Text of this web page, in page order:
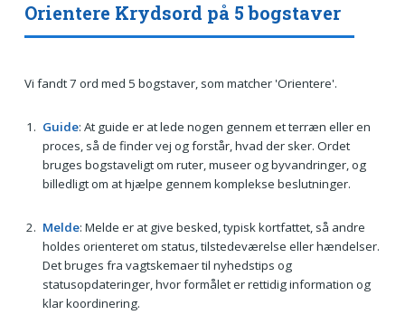
Orientere Krydsord på 5 bogstaver
Vi fandt 7 ord med 5 bogstaver, som matcher 'Orientere'.
Guide: At guide er at lede nogen gennem et terræn eller en
proces, så de finder vej og forstår, hvad der sker. Ordet
bruges bogstaveligt om ruter, museer og byvandringer, og
billedligt om at hjælpe gennem komplekse beslutninger.
Melde: Melde er at give besked, typisk kortfattet, så andre
holdes orienteret om status, tilstedeværelse eller hændelser.
Det bruges fra vagtskemaer til nyhedstips og
statusopdateringer, hvor formålet er rettidig information og
klar koordinering.